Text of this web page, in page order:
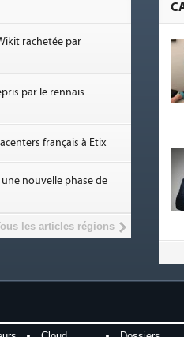
rachetée par
par le rennais
français à Etix
nouvelle phase de
les articles régions